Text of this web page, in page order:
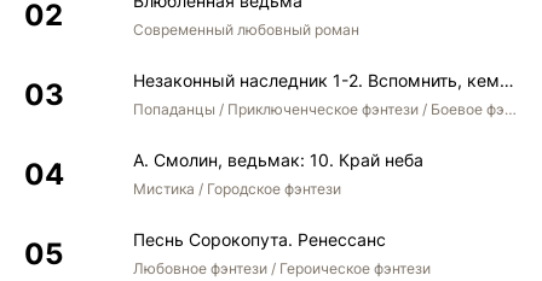
Современный любовный роман
Незаконный наследник 1-2. Вспомнить, кем был. Стать собой. Остаться собой
Попаданцы / Приключенческое фэнтези / Боевое фэнтези / Юмористическое фэнтези
А. Смолин, ведьмак: 10. Край неба
Мистика / Городское фэнтези
Песнь Сорокопута. Ренессанс
Любовное фэнтези / Героическое фэнтези